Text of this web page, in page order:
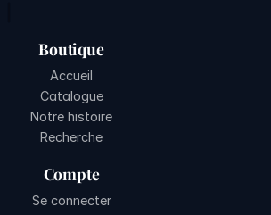
Boutique
Accueil
Catalogue
Notre histoire
Recherche
Compte
Se connecter